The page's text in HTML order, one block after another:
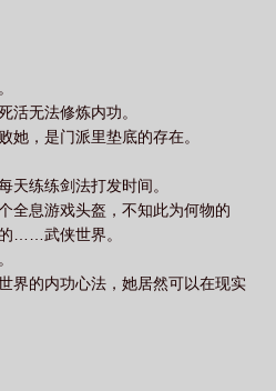
活无法修炼内功。
她，是门派里垫底的存在。
天练练剑法打发时间。
全息游戏头盔，不知此为何物的
……武侠世界。
界的内功心法，她居然可以在现实